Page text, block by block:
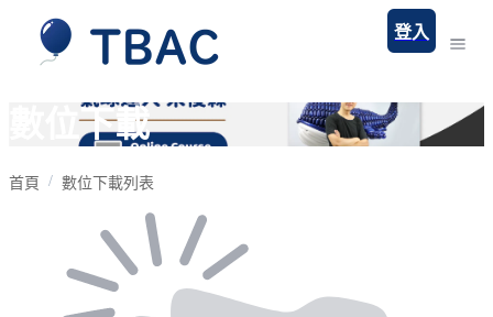
登入
數位下載
首頁 數位下載列表